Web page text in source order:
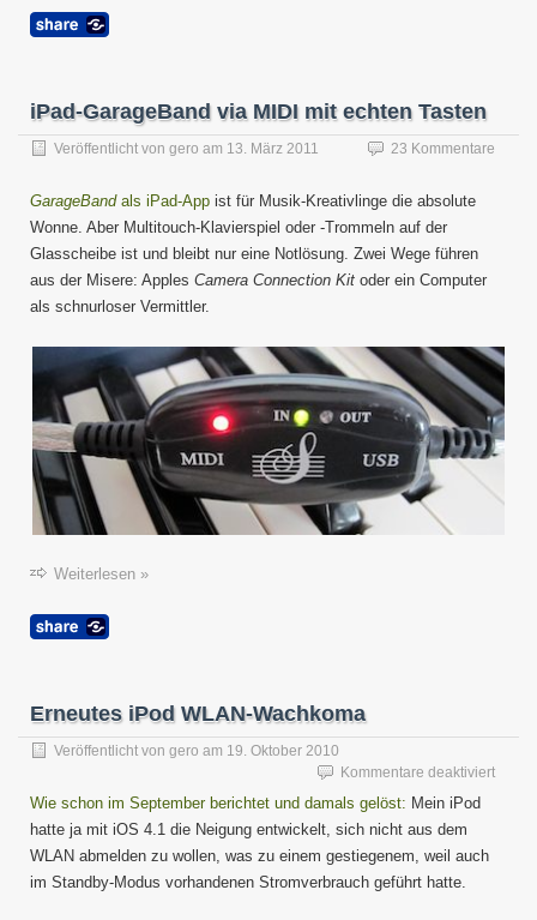
iPad-GarageBand via MIDI mit echten Tasten
Veröffentlicht von gero am 13. März 2011 23 Kommentare
GarageBandals iPad-App ist für Musik-Kreativlinge die absolute
Wonne. Aber Multitouch-Klavierspiel oder -Trommeln auf der
Glasscheibe ist und bleibt nur eine Notlösung. Zwei Wege führen
aus der Misere: Apples Camera Connection Kit oder ein Computer
als schnurloser Vermittler.
Weiterlesen »
Erneutes iPod WLAN-Wachkoma
Veröffentlicht von gero am 19. Oktober 2010
Kommentare deaktiviertfür
Wie schon im September berichtet und damals gelöst: Mein iPod
hatte ja mit iOS 4.1 die Neigung entwickelt, sich nicht aus dem
WLAN abmelden zu wollen, was zu einem gestiegenem, weil auch
im Standby-Modus vorhandenen Stromverbrauch geführt hatte.